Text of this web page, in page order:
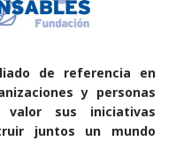
de referencia en
y personas
sus iniciativas
juntos un mundo